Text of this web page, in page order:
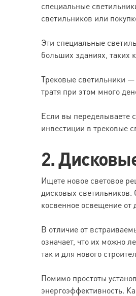
специальные
светильников или
Эти специальные
больших зданиях, таких
Трековые светильники —
тратя при этом много
Если вы переделываете
инвестиции в трековые
2.
Ищете новое световое
дисковых
косвенное освещение от
В отличие от
означает, что их можно
так и для нового
Помимо простоты
энергоэффективность.